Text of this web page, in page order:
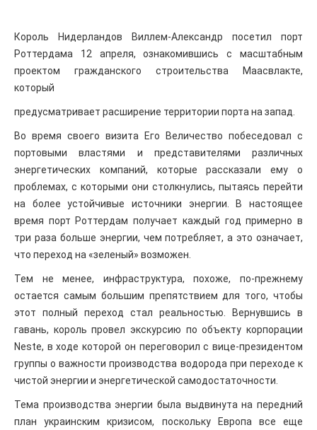
Король Нидерландов Виллем-Александр посетил порт
Роттердама 12 апреля, ознакомившись с масштабным
проектом гражданского строительства Маасвлакте,
который
предусматривает расширение территории порта на запад.
Во время своего визита Его Величество побеседовал с
портовыми властями и представителями различных
энергетических компаний, которые рассказали ему о
проблемах, с которыми они столкнулись, пытаясь перейти
на более устойчивые источники энергии. В настоящее
время порт Роттердам получает каждый год примерно в
три раза больше энергии, чем потребляет, а это означает,
что переход на «зеленый» возможен.
Тем не менее, инфраструктура, похоже, по-прежнему
остается самым большим препятствием для того, чтобы
этот полный переход стал реальностью. Вернувшись в
гавань, король провел экскурсию по объекту корпорации
Neste, в ходе которой он переговорил с вице-президентом
группы о важности производства водорода при переходе к
чистой энергии и энергетической самодостаточности.
Тема производства энергии была выдвинута на передний
план украинским кризисом, поскольку Европа все еще